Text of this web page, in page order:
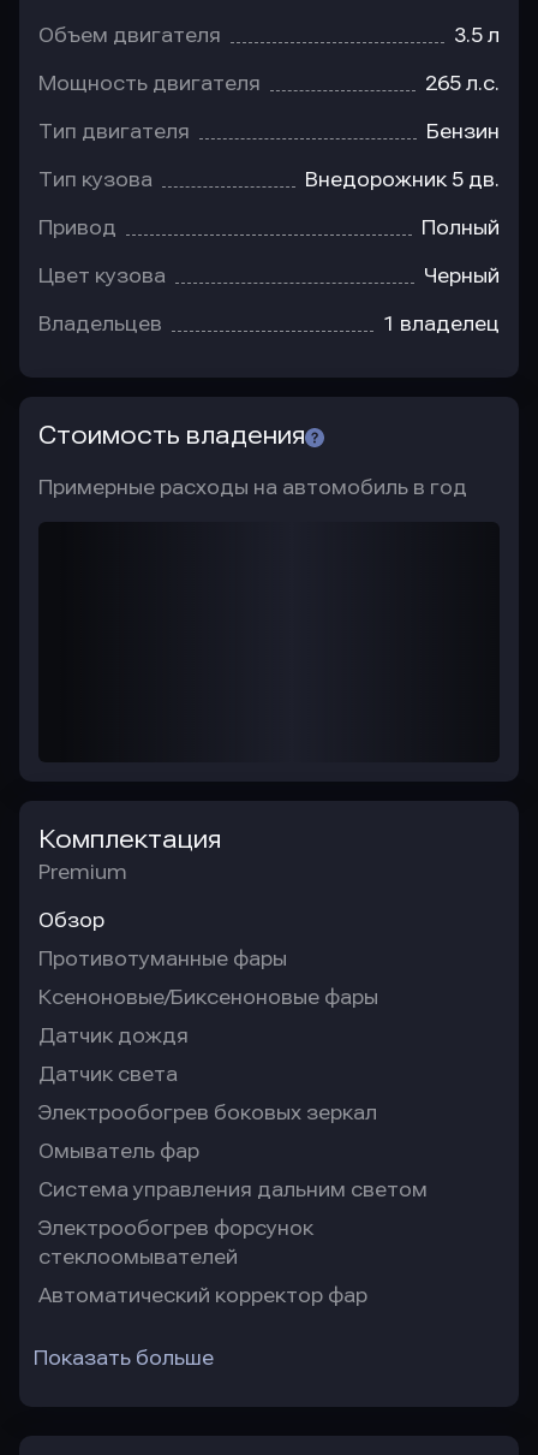
Объем двигателя 3.5 л
Мощность двигателя 265 л.с.
Тип двигателя Бензин
Тип кузова Внедорожник 5 дв.
Привод Полный
Цвет кузова Черный
Владельцев 1 владелец
Стоимость владения
Примерные расходы на автомобиль в год
Комплектация
Premium
Обзор
Противотуманные фары
Ксеноновые/Биксеноновые фары
Датчик дождя
Датчик света
Электрообогрев боковых зеркал
Омыватель фар
Система управления дальним светом
Электрообогрев форсунок
стеклоомывателей
Автоматический корректор фар
Показать больше